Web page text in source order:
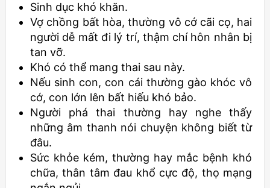
Sinh dục khó khăn.
Vợ chồng bất hòa, thường vô cớ cãi cọ, hai
người dễ mất đi lý trí, thậm chí hôn nhân bị
tan vỡ.
Khó có thể mang thai sau này.
Nếu sinh con, con cái thường gào khóc vô
cớ, con lớn lên bất hiếu khó bảo.
Người phá thai thường hay nghe thấy
những âm thanh nói chuyện không biết từ
đâu.
Sức khỏe kém, thường hay mắc bệnh khó
chữa, thân tâm đau khổ cực độ, thọ mạng